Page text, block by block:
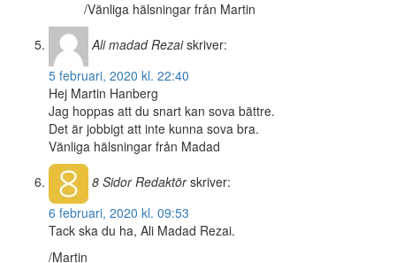
/Vänliga hälsningar från Martin
Ali madad Rezai skriver:
5 februari, 2020 kl. 22:40
Hej Martin Hanberg
Jag hoppas att du snart kan sova bättre.
Det är jobbigt att inte kunna sova bra.
Vänliga hälsningar från Madad
8 SidorRedaktör skriver:
6 februari, 2020 kl. 09:53
Tack ska du ha, Ali Madad Rezai.
/Martin